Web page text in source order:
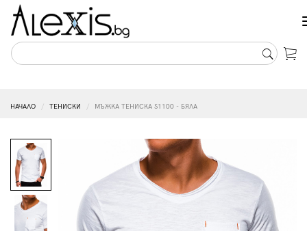
НАЧАЛО ТЕНИСКИ МЪЖКА ТЕНИСКА S1100 - БЯЛА